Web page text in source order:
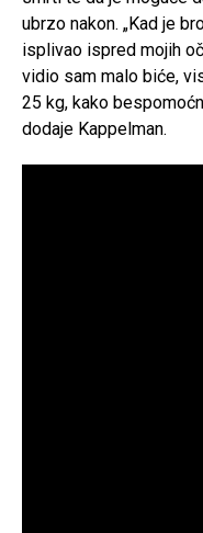
ubrzo nakon. „Kad je
isplivao ispred mojih
vidio sam malo biće,
25 kg, kako
dodaje Kappelman.